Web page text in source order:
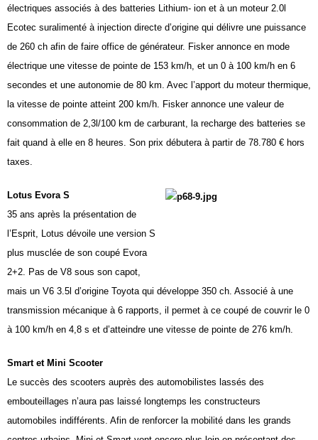
électriques associés à des batteries Lithium- ion et à un moteur 2.0l
Ecotec suralimenté à injection directe d’origine qui délivre une puissance
de 260 ch afin de faire office de générateur. Fisker annonce en mode
électrique une vitesse de pointe de 153 km/h , et un 0 à 100 km/h en 6
secondes et une autonomie de 80 km . Avec l’apport du moteur thermique,
la vitesse de pointe atteint 200 km/h . Fisker annonce une valeur de
consommation de 2,3l/100 km de carburant, la recharge des batteries se
fait quand à elle en 8 heures. Son prix débutera à partir de 78.780 € hors
taxes.
Lotus Evora S
35 ans après la présentation de
l’Esprit, Lotus dévoile une version S
plus musclée de son coupé Evora
2+2. Pas de V8 sous son capot,
mais un V6 3.5l d’origine Toyota qui développe 350 ch. Associé à une
transmission mécanique à 6 rapports, il permet à ce coupé de couvrir le 0
à 100 km/h en 4,8 s et d’atteindre une vitesse de pointe de 276 km/h
Smart et Mini Scooter
Le succès des scooters auprès des automobilistes lassés des
embouteillages n’aura pas laissé longtemps les constructeurs
automobiles indifférents. Afin de renforcer la mobilité dans les grands